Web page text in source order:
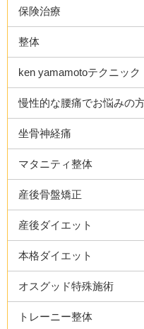
保険治療
整体
ken yamamotoテクニック
慢性的な腰痛でお悩みの
坐骨神経痛
マタニティ整体
産後骨盤矯正
産後ダイエット
本格ダイエット
オスグッド特殊施術
トレーニー整体